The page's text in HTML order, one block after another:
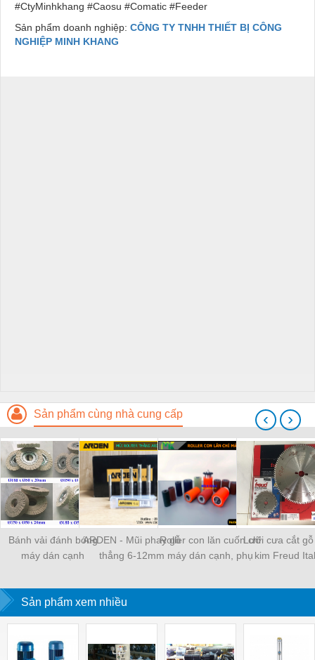
#CtyMinhkhang #Caosu #Comatic #Feeder
Sản phẩm doanh nghiệp: CÔNG TY TNHH THIẾT BỊ CÔNG
NGHIỆP MINH KHANG
Sản phẩm cùng nhà cung cấp
Bánh vải đánh bóng
máy dán cạnh
ARDEN - Mũi phay gỗ
thẳng 6-12mm
Roller con lăn cuốn chỉ
máy dán cạnh, phụ
Lưỡi cưa cắt
kim Freud
‹ ›
Sản phẩm xem nhiều